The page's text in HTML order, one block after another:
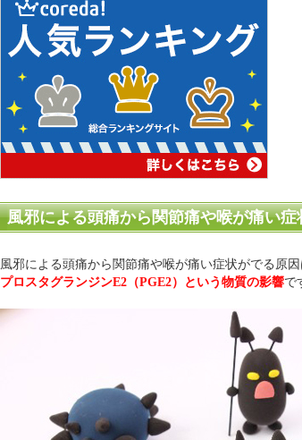
風邪による頭痛から関節痛や喉が痛い
風邪による頭痛から関節痛や喉が痛い症状がでる原因
プロスタグランジンE2（PGE2）という物質の影響で